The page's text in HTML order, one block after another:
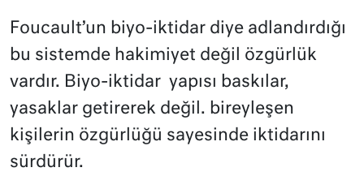
Foucault’un biyo-iktidar diye adlandırdığı
bu sistemde hakimiyet değil özgürlük
vardır. Biyo-iktidar yapısı baskılar,
yasaklar getirerek değil. bireyleşen
kişilerin özgürlüğü sayesinde iktidarını
sürdürür.